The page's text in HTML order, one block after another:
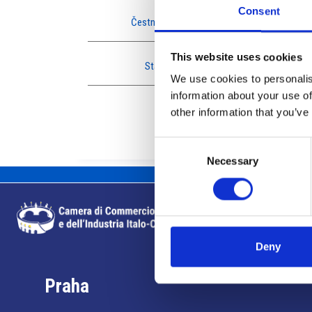
Consent
This website uses cookies
We use cookies to
information about your use
other information that
Necessary
Deny
Čestná rada
Staff
Praha